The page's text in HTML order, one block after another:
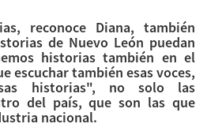
reconoce Diana, también
de Nuevo León puedan
historias también en el
escuchar también esas voces,
historias", no solo las
del país, que son las que
nacional.